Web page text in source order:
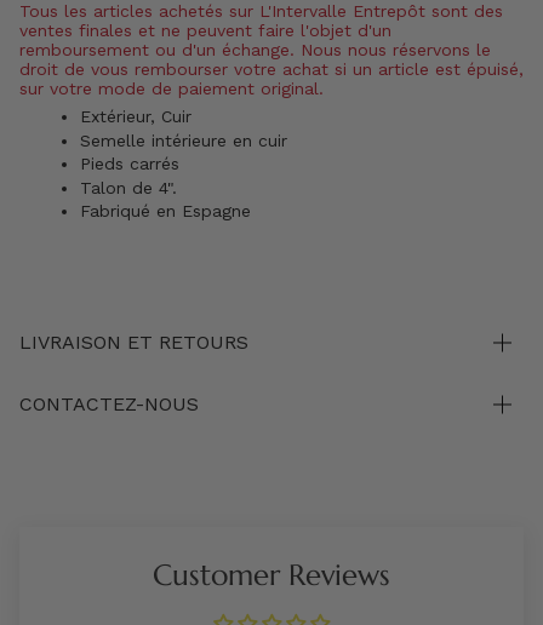
Tous les articles achetés sur L'Intervalle Entrepôt sont des
ventes finales et ne peuvent faire l'objet d'un
remboursement ou d'un échange. Nous nous réservons le
droit de vous rembourser votre achat si un article est épuisé,
sur votre mode de paiement original.
Extérieur, Cuir
Semelle intérieure en cuir
Pieds carrés
Talon de 4".
Fabriqué en Espagne
LIVRAISON ET RETOURS
CONTACTEZ-NOUS
Customer Reviews